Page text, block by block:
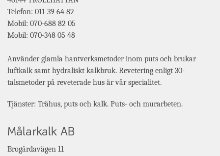
Telefon: 011-39 64 82
Mobil: 070-688 82 05
Mobil: 070-348 05 48
Använder glamla hantverksmetoder inom puts och brukar
luftkalk samt hydraliskt kalkbruk. Revetering enligt 30-
talsmetoder på reveterade hus är vår specialitet.
Tjänster: Trähus, puts och kalk. Puts- och murarbeten.
Målarkalk AB
Brogårdavägen 11